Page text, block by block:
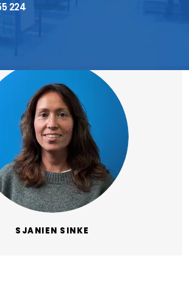
224
SJANIEN SINKE